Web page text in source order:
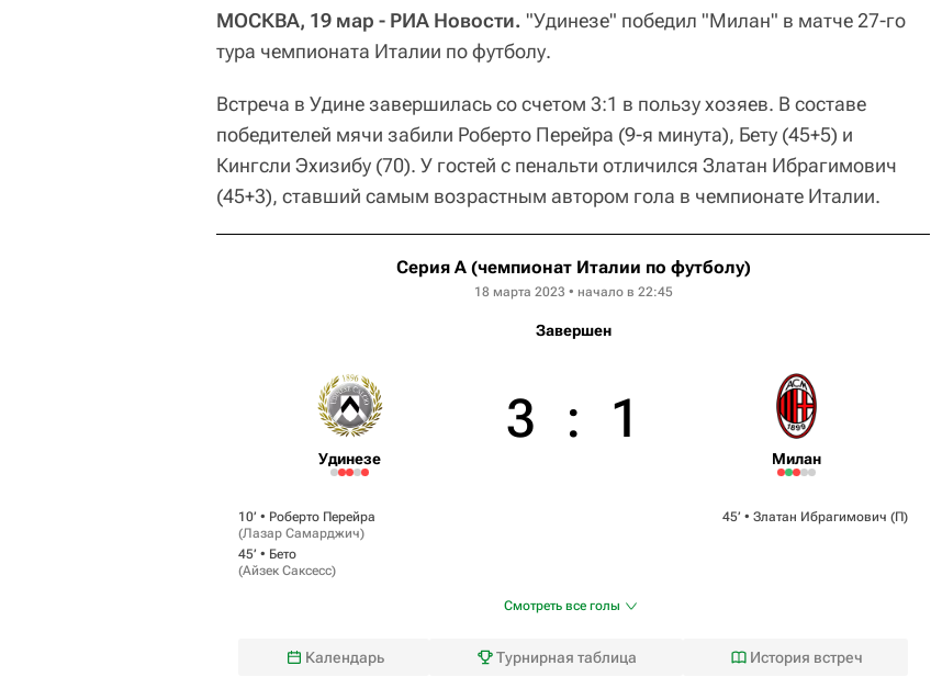
МОСКВА, 19 мар - РИА Новости. "Удинезе" победил "Милан" в матче 27-го
тура чемпионата Италии по футболу.
Встреча в Удине завершилась со счетом 3:1 в пользу хозяев. В составе
победителей мячи забили Роберто Перейра (9-я минута), Бету (45+5) и
Кингсли Эхизибу (70). У гостей с пенальти отличился Златан Ибрагимович
(45+3), ставший самым возрастным автором гола в чемпионате Италии.
Серия А (чемпионат Италии по футболу)
18 марта 2023 • начало в 22:45
Завершен
Удинезе
3 : 1
Милан
10‎’‎ • Роберто Перейра
(Лазар Самарджич)
45‎’‎ • Бето
(Айзек Саксесс)
45‎’‎ • Златан Ибрагимович (П)
Смотреть все голы
Календарь Турнирная таблица История встреч